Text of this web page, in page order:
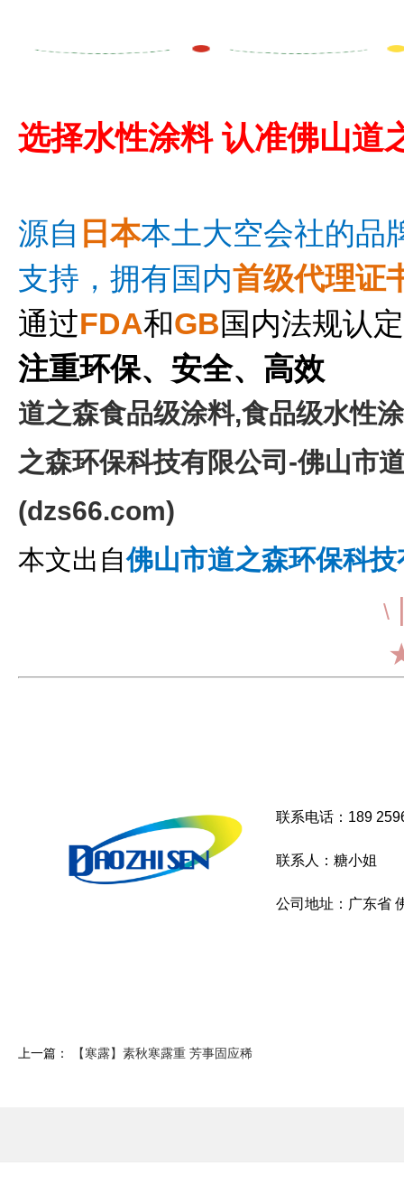
选择水性涂料认准佛山道
源自 日 本本土大空会社的品
支持， 拥有国内首级代理证
通过FDA和GB国内法规认
注重环保、安全、高效
道之森食品级涂料,食品级水性
之森环保科技有限公司-佛山市
(dzs66.com)
本文出自佛山市道之森环保科
\
联系电话：189
联系人：糖小姐
公司地址：广东省
上一篇： 【寒露】素秋寒露重 芳事固应稀